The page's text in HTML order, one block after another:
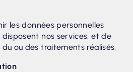
les données personnelles
nos services, et de
ou des traitements réalisés.